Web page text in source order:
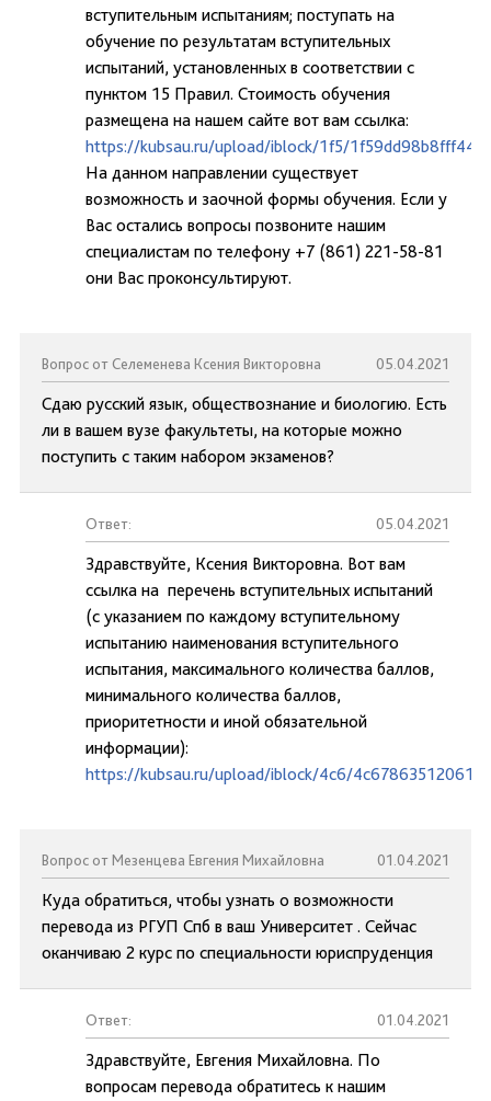
вступительным испытаниям; поступать на
обучение по результатам вступительных
испытаний, установленных в соответствии с
пунктом 15 Правил. Стоимость обучения
размещена на нашем сайте вот вам ссылка:
https://kubsau.ru/upload/iblock/1f5/
На данном направлении существует
возможность и заочной формы обучения. Если у
Вас остались вопросы позвоните нашим
специалистам по телефону +7 (861) 221-58-81
они Вас проконсультируют.
Вопрос от Селеменева Ксения Викторовна 05.04.2021
Сдаю русский язык, обществознание и биологию. Есть
ли в вашем вузе факультеты, на которые можно
поступить с таким набором экзаменов?
Ответ: 05.04.2021
Здравствуйте, Ксения Викторовна. Вот вам
ссылка на перечень вступительных испытаний
(с указанием по каждому вступительному
испытанию наименования вступительного
испытания, максимального количества баллов,
минимального количества баллов,
приоритетности и иной обязательной
информации):
https://kubsau.ru/upload/iblock/4c6/
Вопрос от Мезенцева Евгения Михайловна 01.04.2021
Куда обратиться, чтобы узнать о возможности
перевода из РГУП Спб в ваш Университет . Сейчас
оканчиваю 2 курс по специальности юриспруденция
Ответ: 01.04.2021
Здравствуйте, Евгения Михайловна. По
вопросам перевода обратитесь к нашим